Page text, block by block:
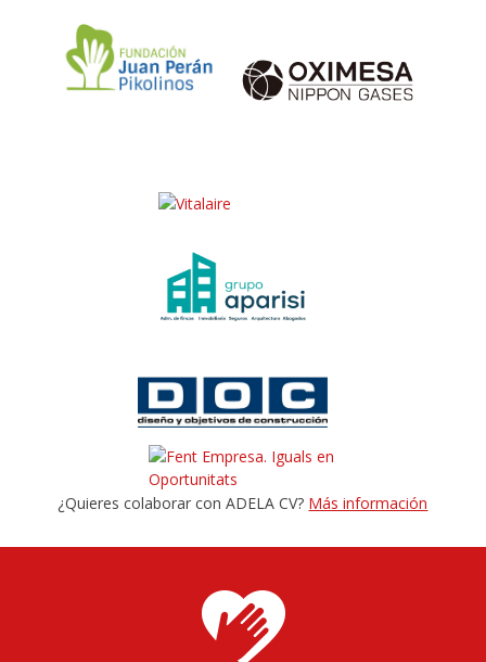
¿Quieres colaborar con ADELA CV? Más información